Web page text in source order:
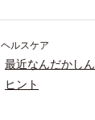
ヘルスケア
最近なんだかし
ヒント